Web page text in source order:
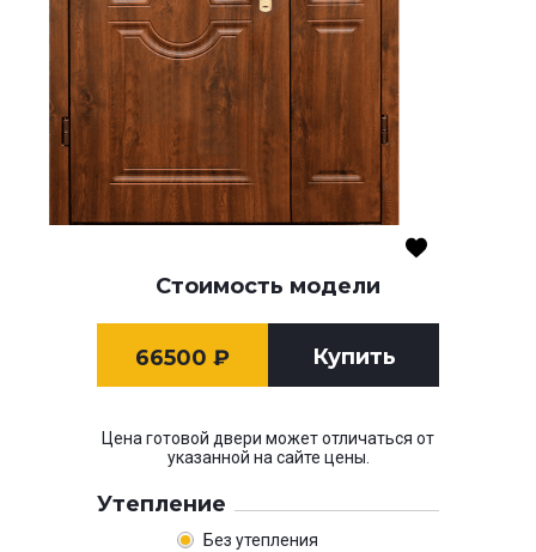
Стоимость модели
66500 ₽ Купить
Цена готовой двери может отличаться от
указанной на сайте цены.
Утепление
Без утепления